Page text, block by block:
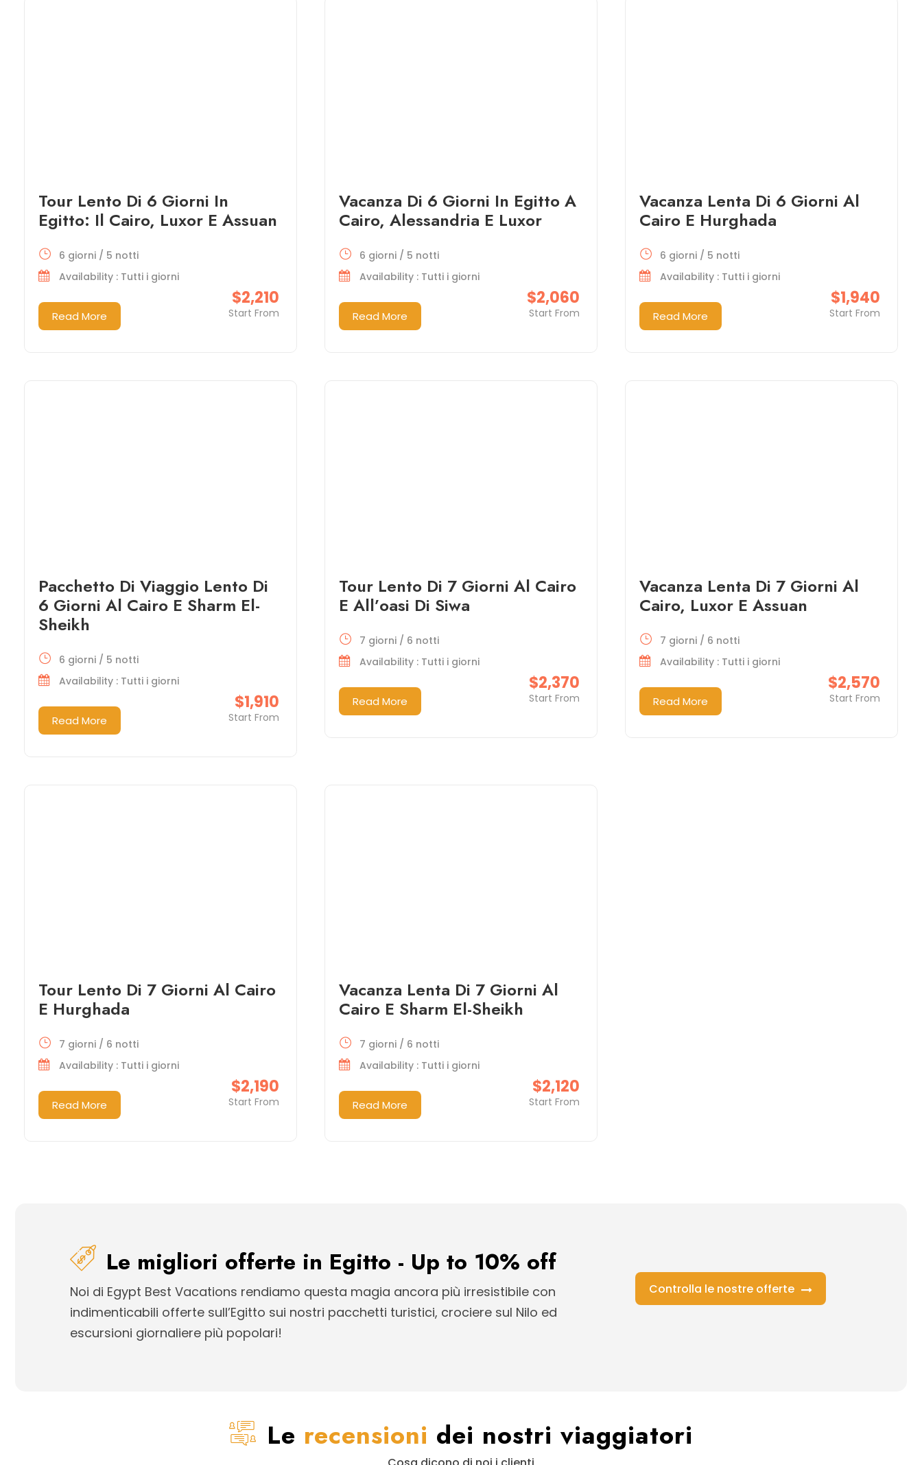
Tour Lento Di 6 Giorni In
Egitto: Il Cairo, Luxor E Assuan
$2,210
Start From
6 giorni / 5 notti
Availability : Tutti i giorni
Read More
Vacanza Di 6 Giorni In Egitto A
Cairo, Alessandria E Luxor
$2,060
Start From
6 giorni / 5 notti
Availability : Tutti i giorni
Read More
Vacanza Lenta Di 6 Giorni Al
Cairo E Hurghada
$1,940
Start From
6 giorni / 5 notti
Availability : Tutti i giorni
Read More
Pacchetto Di Viaggio Lento Di
6 Giorni Al Cairo E Sharm El-
Sheikh
$1,910
Start From
6 giorni / 5 notti
Availability : Tutti i giorni
Read More
Tour Lento Di 7 Giorni Al Cairo
E All’oasi Di Siwa
$2,370
Start From
7 giorni / 6 notti
Availability : Tutti i giorni
Read More
Vacanza Lenta Di 7 Giorni Al
Cairo, Luxor E Assuan
$2,570
Start From
7 giorni / 6 notti
Availability : Tutti i giorni
Read More
Tour Lento Di 7 Giorni Al Cairo
E Hurghada
$2,190
Start From
7 giorni / 6 notti
Availability : Tutti i giorni
Read More
Vacanza Lenta Di 7 Giorni Al
Cairo E Sharm El-Sheikh
$2,120
Start From
7 giorni / 6 notti
Availability : Tutti i giorni
Read More
Le migliori offerte in Egitto - Up to 10% off
Noi di Egypt Best Vacations rendiamo questa magia ancora più irresistibile con
indimenticabili offerte sull’Egitto sui nostri pacchetti turistici, crociere sul Nilo ed
escursioni giornaliere più popolari!
Controlla le nostre offerte
Le recensioni dei nostri viaggiatori